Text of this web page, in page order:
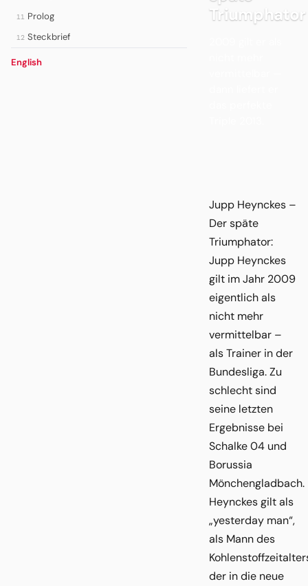
11 Prolog
12 Steckbrief
English
Triumphator
Jupp Heynckes –
Der späte
Triumphator:
Jupp Heynckes
gilt im Jahr 2009
eigentlich als
nicht mehr
vermittelbar –
als Trainer in der
Bundesliga. Zu
schlecht sind
seine letzten
Ergebnisse bei
Schalke 04 und
Borussia
Mönchengladbach.
Heynckes gilt als
„yesterday man“,
als Mann des
der in die neue